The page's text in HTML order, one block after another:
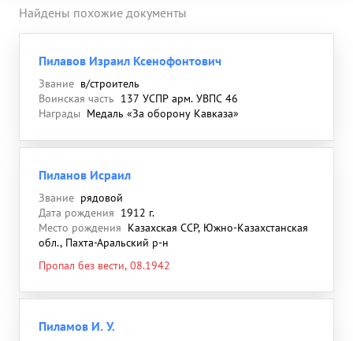
Найдены похожие документы
Пилавов Израил Ксенофонтович
Звание в/строитель
Воинская часть 137 УСПР арм. УВПС 46
Награды Медаль «За оборону Кавказа»
Пиланов Исраил
Звание рядовой
Дата рождения 1912 г.
Место рождения Казахская ССР, Южно-Казахстанская
обл., Пахта-Аральский р-н
Пропал без вести, 08.1942
Пиламов И. У.